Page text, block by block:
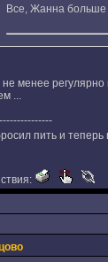
Все, Жанна больше
не менее регулярно
...
пить и теперь